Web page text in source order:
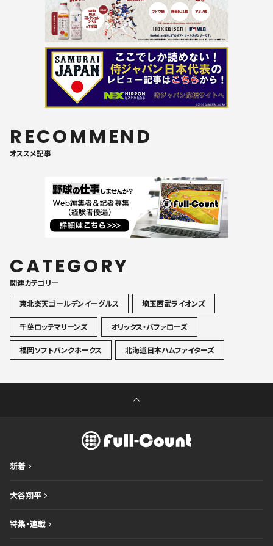
RECOMMEND
オススメ記事
CATEGORY
関連カテゴリ一
東北楽天ゴールデンイーグルス
埼玉西武ライオンズ
千葉ロッテマリーンズ オリックス・バファローズ
福岡ソフトバンクホークス 北海道日本ハムファイターズ
新着
大谷翔平
特集・連載